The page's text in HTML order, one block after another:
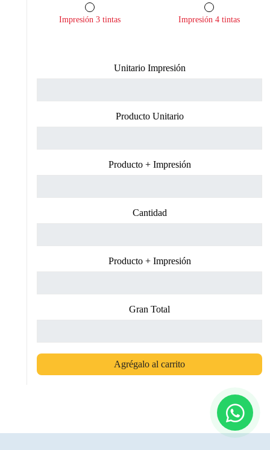
Impresión 3 tintas Impresión 4 tintas
Unitario Impresión
Producto Unitario
Producto + Impresión
Cantidad
Producto + Impresión
Gran Total
Agrégalo al carrito